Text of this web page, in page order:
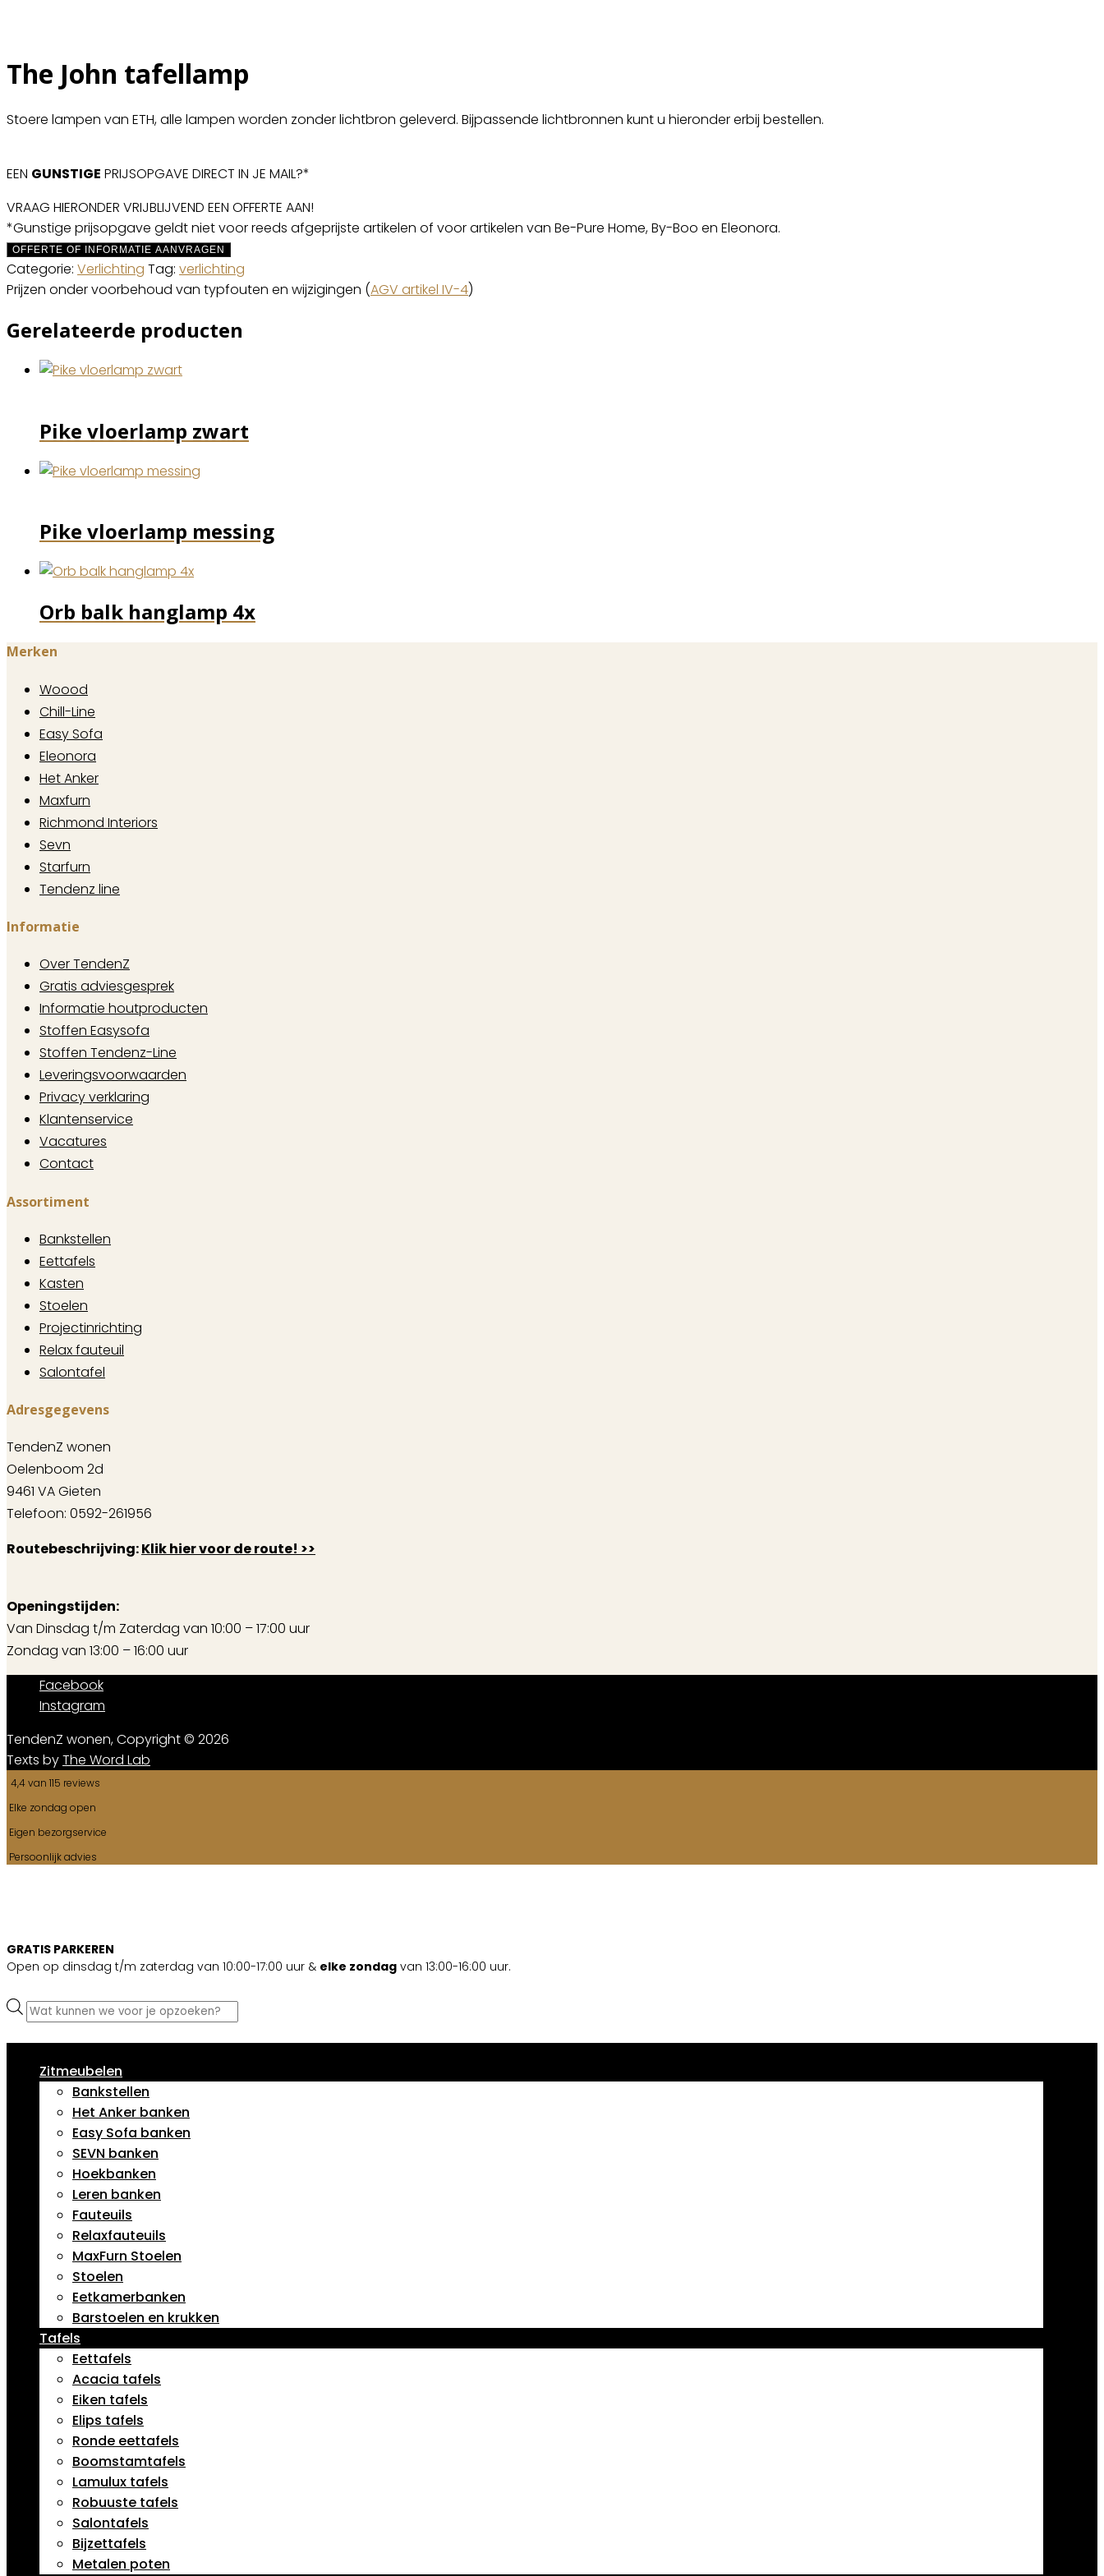
The John tafellamp
Stoere lampen van ETH, alle lampen worden zonder lichtbron geleverd. Bijpassende lichtbronnen kunt u hieronder erbij bestellen.
EEN GUNSTIGE PRIJSOPGAVE DIRECT IN JE MAIL?*
VRAAG HIERONDER VRIJBLIJVEND EEN OFFERTE AAN!
*Gunstige prijsopgave geldt niet voor reeds afgeprijste artikelen of voor artikelen van Be-Pure Home, By-Boo en Eleonora.
OFFERTE OF INFORMATIE AANVRAGEN
Categorie: Verlichting Tag: verlichting
Prijzen onder voorbehoud van typfouten en wijzigingen (AGV artikel IV-4)
Gerelateerde producten
Pike vloerlamp zwart
Pike vloerlamp messing
Orb balk hanglamp 4x
Merken
Woood
Chill-Line
Easy Sofa
Eleonora
Het Anker
Maxfurn
Richmond Interiors
Sevn
Starfurn
Tendenz line
Informatie
Over TendenZ
Gratis adviesgesprek
Informatie houtproducten
Stoffen Easysofa
Stoffen Tendenz-Line
Leveringsvoorwaarden
Privacy verklaring
Klantenservice
Vacatures
Contact
Assortiment
Bankstellen
Eettafels
Kasten
Stoelen
Projectinrichting
Relax fauteuil
Salontafel
Adresgegevens
TendenZ wonen
Oelenboom 2d
9461 VA Gieten
Telefoon: 0592-261956
Routebeschrijving:Klik hier voor de route! >>
Openingstijden:
Van Dinsdag t/m Zaterdag van 10:00 – 17:00 uur
Zondag van 13:00 – 16:00 uur
Facebook
Instagram
TendenZ wonen, Copyright © 2026
Texts byThe Word Lab
4,4 van 115 reviews
Elke zondag open
Eigen bezorgservice
Persoonlijk advies
GRATIS PARKEREN
Open op dinsdag t/m zaterdag van 10:00-17:00 uur & elke zondag van 13:00-16:00 uur.
Producten
zoeken
Zitmeubelen
Bankstellen
Het Anker banken
Easy Sofa banken
SEVN banken
Hoekbanken
Leren banken
Fauteuils
Relaxfauteuils
MaxFurn Stoelen
Stoelen
Eetkamerbanken
Barstoelen en krukken
Tafels
Eettafels
Acacia tafels
Eiken tafels
Elips tafels
Ronde eettafels
Boomstamtafels
Lamulux tafels
Robuuste tafels
Salontafels
Bijzettafels
Metalen poten